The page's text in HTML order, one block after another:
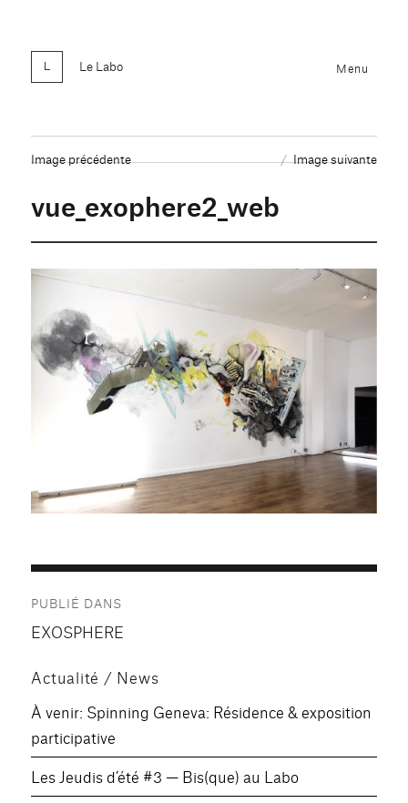
Le Labo Menu
Image précédente Image suivante
vue_exophere2_web
de
PUBLIÉ DANS
EXOSPHERE
Actualité / News
À venir: Spinning Geneva: Résidence & exposition
participative
Les Jeudis d’été #3 — Bis(que) au Labo